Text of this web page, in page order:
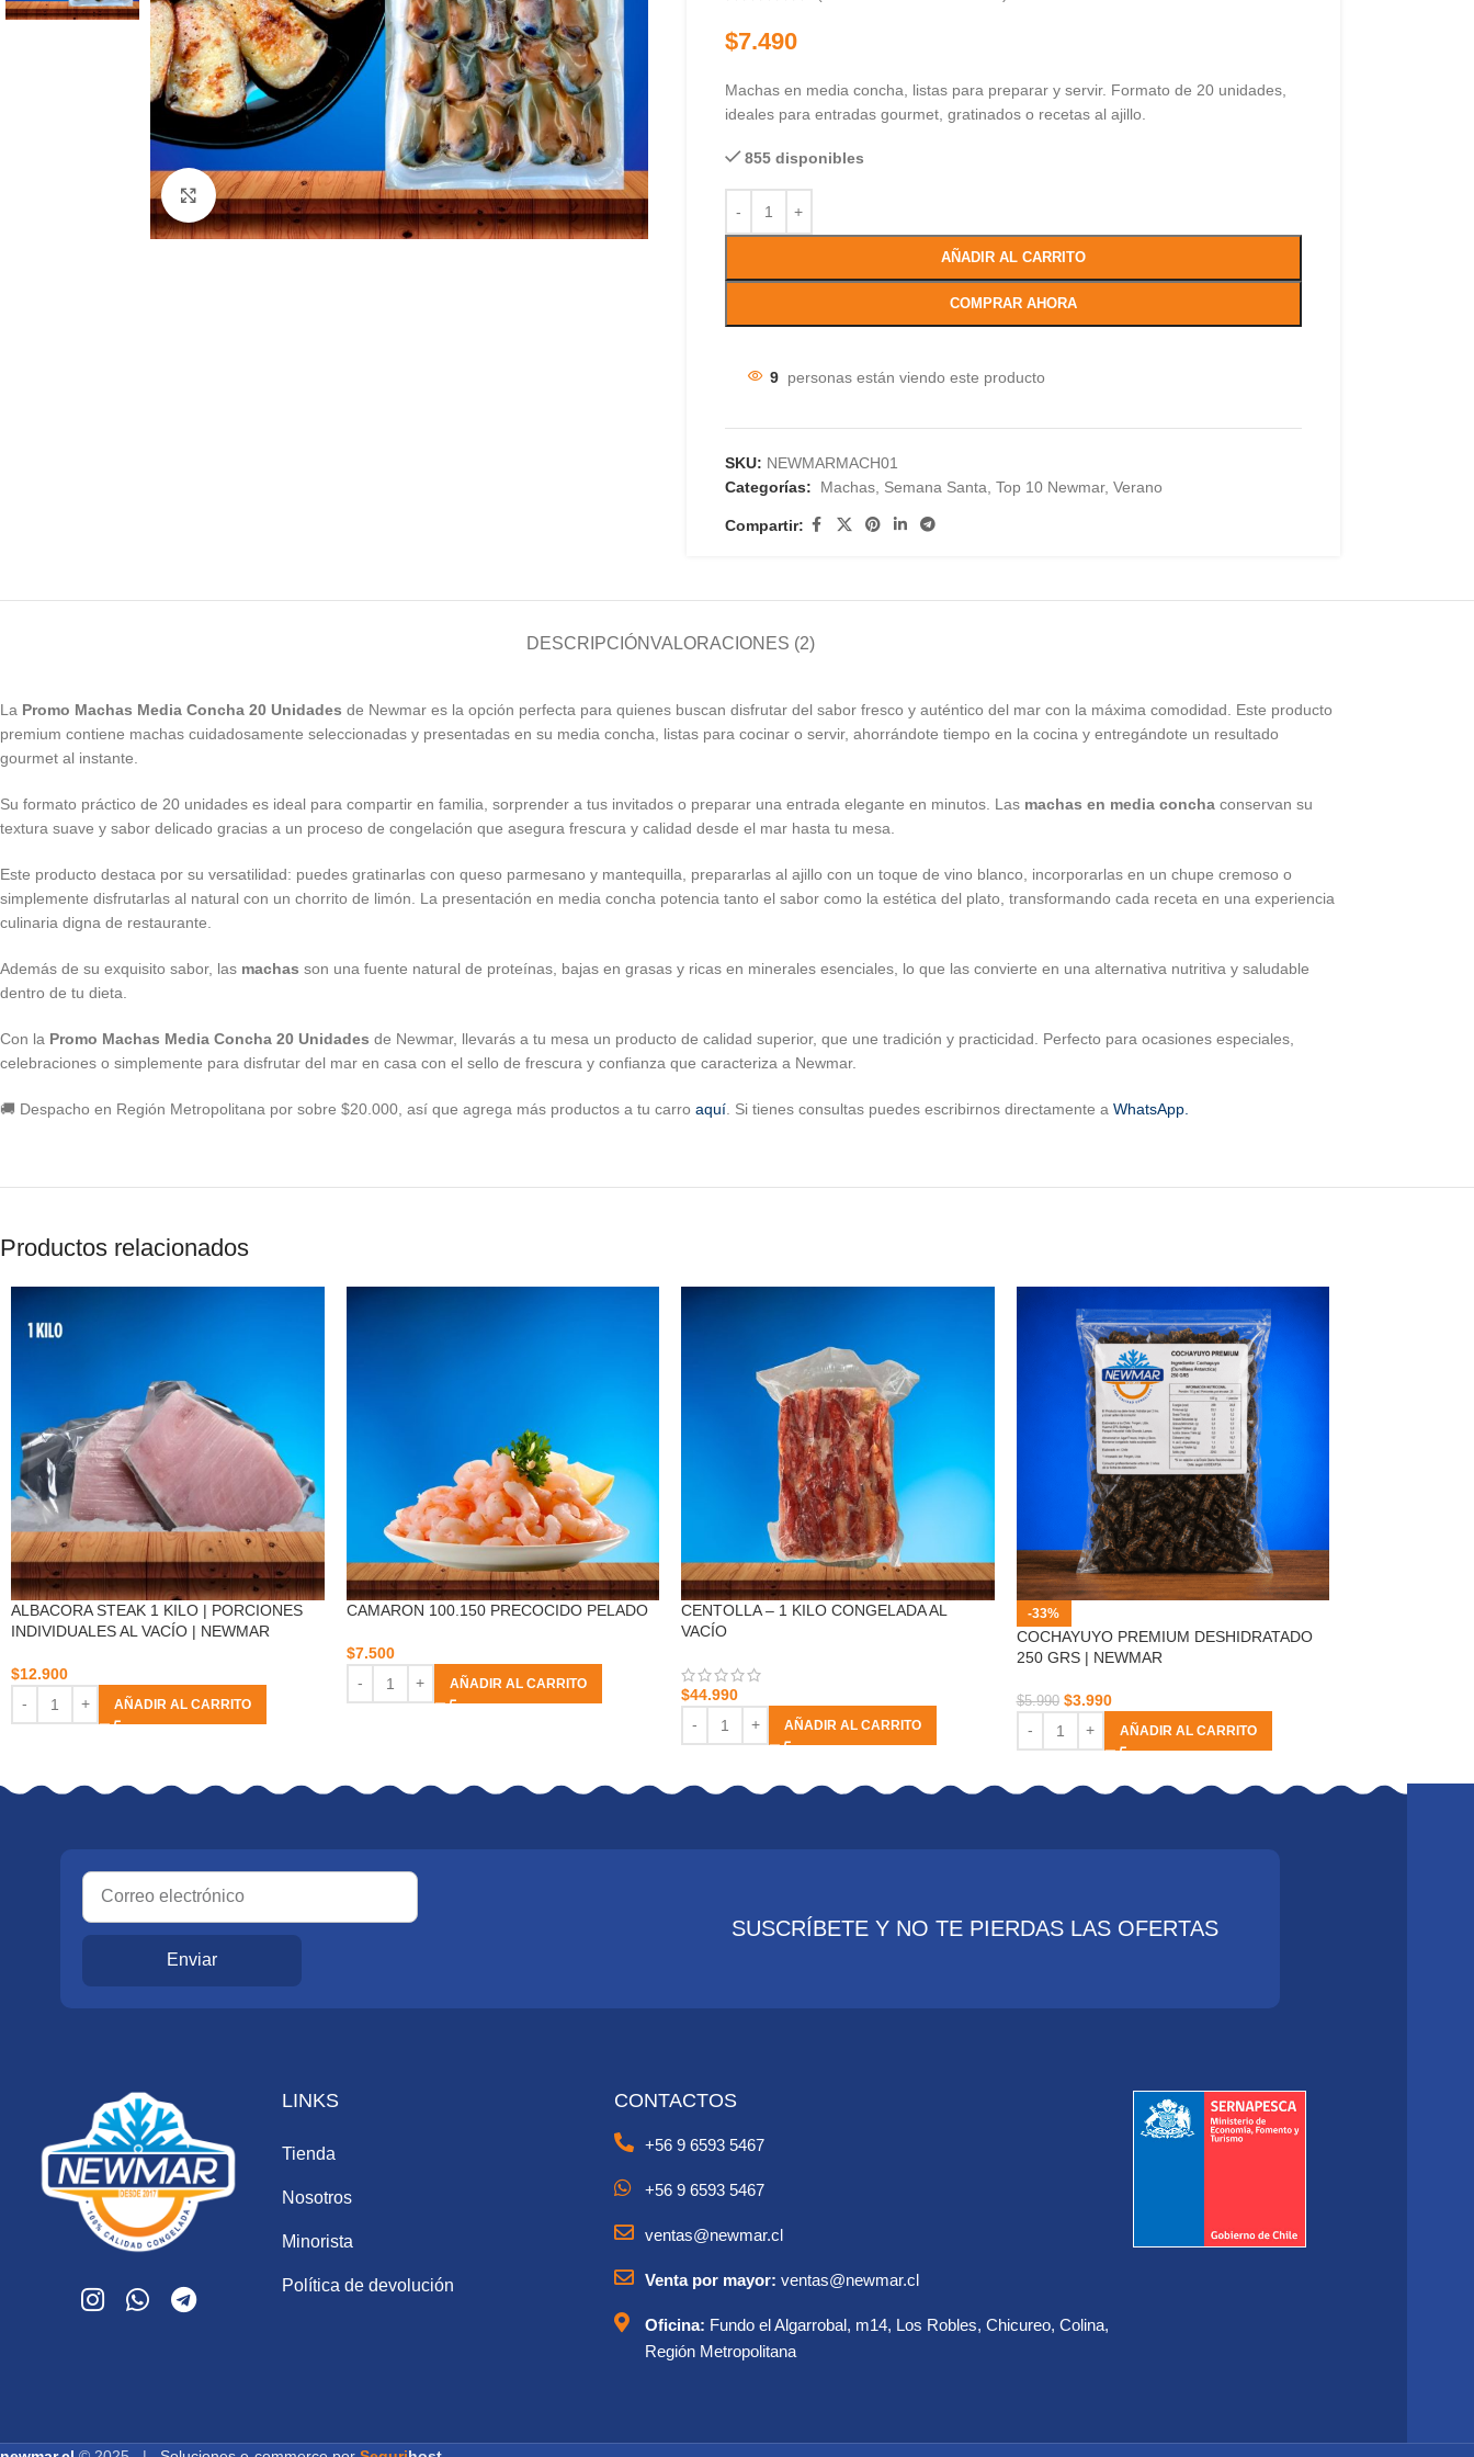
Clic para ampliar
$7.490
Machas en media concha, listas para preparar y servir. Formato de 20 unidades,
ideales para entradas gourmet, gratinados o recetas al ajillo.
855 disponibles
AÑADIR AL CARRITO
COMPRAR AHORA
9 personas están viendo este producto
SKU: NEWMARMACH01
Categorías:
Machas, Semana Santa, Top 10 Newmar, Verano
Compartir:
DESCRIPCIÓNVALORACIONES (2)
La Promo Machas Media Concha 20 Unidades de Newmar es la opción perfecta para quienes buscan disfrutar del sabor fresco y auténtico del mar con la máxima comodidad. Este producto
premium contiene machas cuidadosamente seleccionadas y presentadas en su media concha, listas para cocinar o servir, ahorrándote tiempo en la cocina y entregándote un resultado
gourmet al instante.
Su formato práctico de 20 unidades es ideal para compartir en familia, sorprender a tus invitados o preparar una entrada elegante en minutos. Las machas en media concha conservan su
textura suave y sabor delicado gracias a un proceso de congelación que asegura frescura y calidad desde el mar hasta tu mesa.
Este producto destaca por su versatilidad: puedes gratinarlas con queso parmesano y mantequilla, prepararlas al ajillo con un toque de vino blanco, incorporarlas en un chupe cremoso o
simplemente disfrutarlas al natural con un chorrito de limón. La presentación en media concha potencia tanto el sabor como la estética del plato, transformando cada receta en una experiencia
culinaria digna de restaurante.
Además de su exquisito sabor, las machas son una fuente natural de proteínas, bajas en grasas y ricas en minerales esenciales, lo que las convierte en una alternativa nutritiva y saludable
dentro de tu dieta.
Con la Promo Machas Media Concha 20 Unidades de Newmar, llevarás a tu mesa un producto de calidad superior, que une tradición y practicidad. Perfecto para ocasiones especiales,
celebraciones o simplemente para disfrutar del mar en casa con el sello de frescura y confianza que caracteriza a Newmar.
🚚 Despacho en Región Metropolitana por sobre $20.000, así que agrega más productos a tu carro aquí. Si tienes consultas puedes escribirnos directamente a WhatsApp.
Productos relacionados
ALBACORA STEAK 1 KILO | PORCIONES
INDIVIDUALES AL VACÍO | NEWMAR
$12.900
AÑADIR AL CARRITO
CAMARON 100.150 PRECOCIDO PELADO
$7.500
AÑADIR AL CARRITO
CENTOLLA – 1 KILO CONGELADA AL
VACÍO
$44.990
AÑADIR AL CARRITO
-33%
COCHAYUYO PREMIUM DESHIDRATADO
250 GRS | NEWMAR
$5.990 $3.990
AÑADIR AL CARRITO
Enviar
SUSCRÍBETE Y NO TE PIERDAS LAS OFERTAS
LINKS
Tienda
Nosotros
Minorista
Política de devolución
CONTACTOS
+56 9 6593 5467
+56 9 6593 5467
ventas@newmar.cl
Venta por mayor: ventas@newmar.cl
Oficina: Fundo el Algarrobal, m14, Los Robles, Chicureo, Colina,
Región Metropolitana